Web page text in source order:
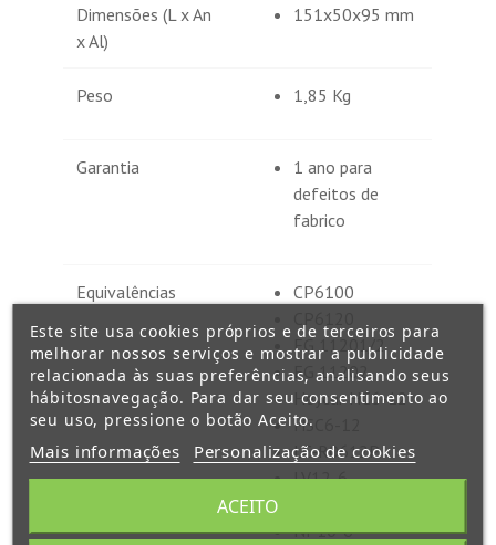
Dimensões (L x An
x Al)
151x50x95 mm
Peso 1,85 Kg
Garantia
1 ano para
defeitos de
fabrico
Equivalências
CP6100
FG 11201/2
FG 11202
Heycar HC6-12
HSC6-12
LC-R0612P
LV12-6
NP10-6
Este site usa cookies próprios e de terceiros para
melhorar nossos serviços e mostrar a publicidade
relacionada às suas preferências, analisando seus
hábitosnavegação. Para dar seu consentimento ao
seu uso, pressione o botão Aceito.
Mais informações Personalização de cookies
ACEITO